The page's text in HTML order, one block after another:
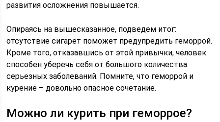
развития осложнения повышается.
Опираясь на вышесказанное, подведем итог:
отсутствие сигарет поможет предупредить геморрой.
Кроме того, отказавшись от этой привычки, человек
способен уберечь себя от большого количества
серьезных заболеваний. Помните, что геморрой и
курение – довольно опасное сочетание.
Можно ли курить при геморрое?